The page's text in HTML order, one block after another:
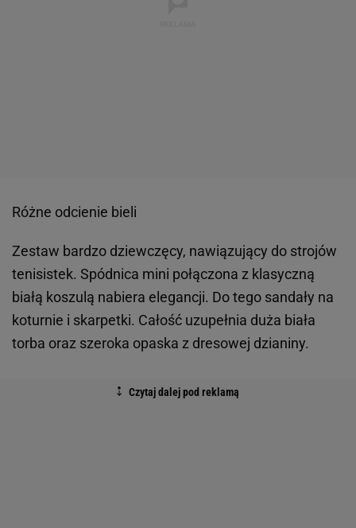
Różne odcienie bieli
Zestaw bardzo dziewczęcy, nawiązujący do strojów
tenisistek. Spódnica mini połączona z klasyczną
białą koszulą nabiera elegancji. Do tego sandały na
koturnie i skarpetki. Całość uzupełnia duża biała
torba oraz szeroka opaska z dresowej dzianiny.